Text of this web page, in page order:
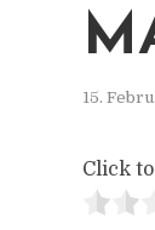
15.
Click